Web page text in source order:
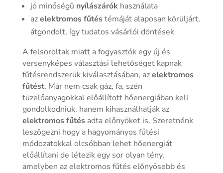
jó minőségű nyílászárókhasználata
azelektromos fűtéstémáját alaposan körüljárt,
átgondolt, így tudatos vásárlói döntések
A felsoroltak miatt a fogyasztók egy új és
versenyképes választási lehetőséget kapnak
fűtésrendszerük kiválasztásában, azelektromos
fűtést. Már nem csak gáz, fa, szén
tüzelőanyagokkal előállított hőenergiában kell
gondolkodniuk, hanem kihasználhatják az
elektromos fűtésadta előnyöket is. Szeretnénk
leszögezni hogy a hagyományos fűtési
módozatokkal olcsóbban lehet hőenergiát
előállítani de létezik egy sor olyan tény,
amelyben az elektromos fűtés előnyösebb és